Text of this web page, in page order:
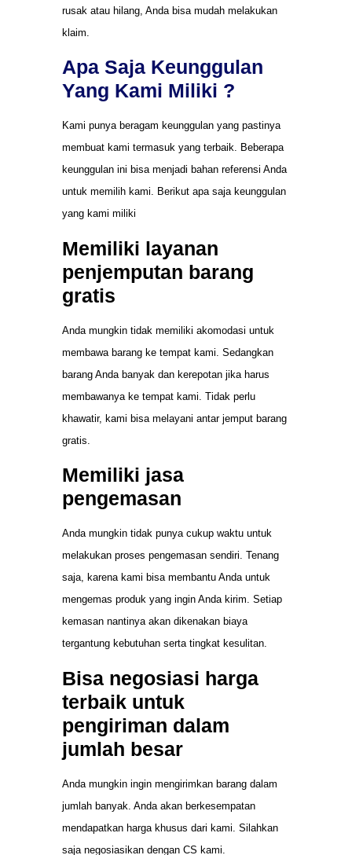
rusak atau hilang, Anda bisa mudah melakukan
klaim.
Apa Saja Keunggulan
Yang Kami Miliki ?
Kami punya beragam keunggulan yang pastinya
membuat kami termasuk yang terbaik. Beberapa
keunggulan ini bisa menjadi bahan referensi Anda
untuk memilih kami. Berikut apa saja keunggulan
yang kami miliki
Memiliki layanan
penjemputan barang
gratis
Anda mungkin tidak memiliki akomodasi untuk
membawa barang ke tempat kami. Sedangkan
barang Anda banyak dan kerepotan jika harus
membawanya ke tempat kami. Tidak perlu
khawatir, kami bisa melayani antar jemput barang
gratis.
Memiliki jasa
pengemasan
Anda mungkin tidak punya cukup waktu untuk
melakukan proses pengemasan sendiri. Tenang
saja, karena kami bisa membantu Anda untuk
mengemas produk yang ingin Anda kirim. Setiap
kemasan nantinya akan dikenakan biaya
tergantung kebutuhan serta tingkat kesulitan.
Bisa negosiasi harga
terbaik untuk
pengiriman dalam
jumlah besar
Anda mungkin ingin mengirimkan barang dalam
jumlah banyak. Anda akan berkesempatan
mendapatkan harga khusus dari kami. Silahkan
saja negosiasikan dengan CS kami.